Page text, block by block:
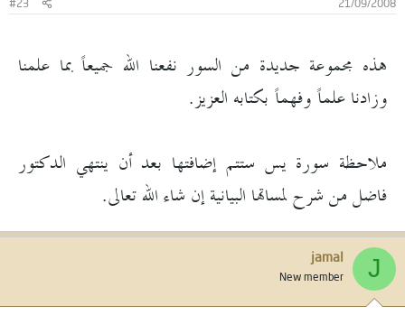
21/09/2008
#23
هذه مجموعة جديدة من السور نفعنا الله جميعاً بما علمنا
وزادنا علماً وفهماً بكتابه العزيز.
ملاحظة سورة يس ستتم إضافتها بعد أن ينتهي الدكتور
فاضل من شرح لمساتها البيانية إن شاء الله تعالى.
J
jamal
New member